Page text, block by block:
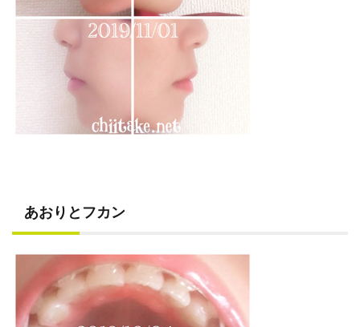
あおりとフカン